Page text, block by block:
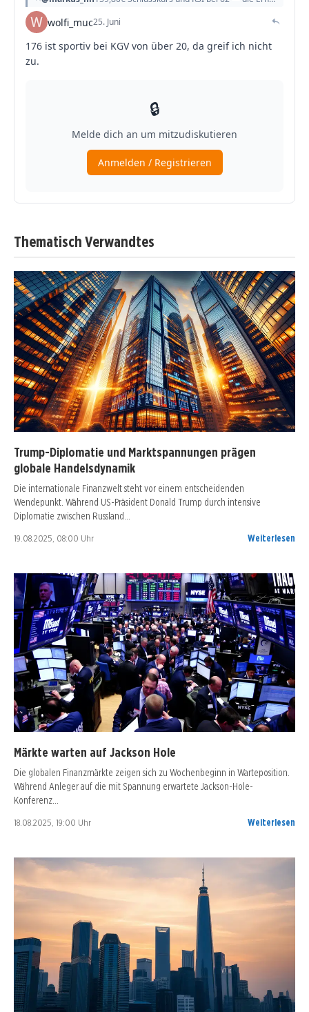
Thematisch Verwandtes
Trump-Diplomatie und Marktspannungen prägen
globale Handelsdynamik
Die internationale Finanzwelt steht vor einem entscheidenden
Wendepunkt. Während US-Präsident Donald Trump durch intensive
Diplomatie zwischen Russland…
19.08.2025, 08:00 Uhr Weiterlesen
Märkte warten auf Jackson Hole
Die globalen Finanzmärkte zeigen sich zu Wochenbeginn in Warteposition.
Während Anleger auf die mit Spannung erwartete Jackson-Hole-
Konferenz…
18.08.2025, 19:00 Uhr Weiterlesen